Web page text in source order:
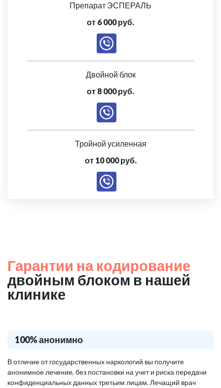
Препарат ЭСПЕРАЛЬ
от 6 000 руб.
Двойной блок
от 8 000 руб.
Тройной усиленная
от 10 000 руб.
Гарантии на кодирование
двойным блоком в нашей
клинике
100% анонимно
В отличие от государственных наркологий вы получите
анонимное лечение, без постановки на учет и риска передачи
конфиденциальных данных третьим лицам. Лечащий врач